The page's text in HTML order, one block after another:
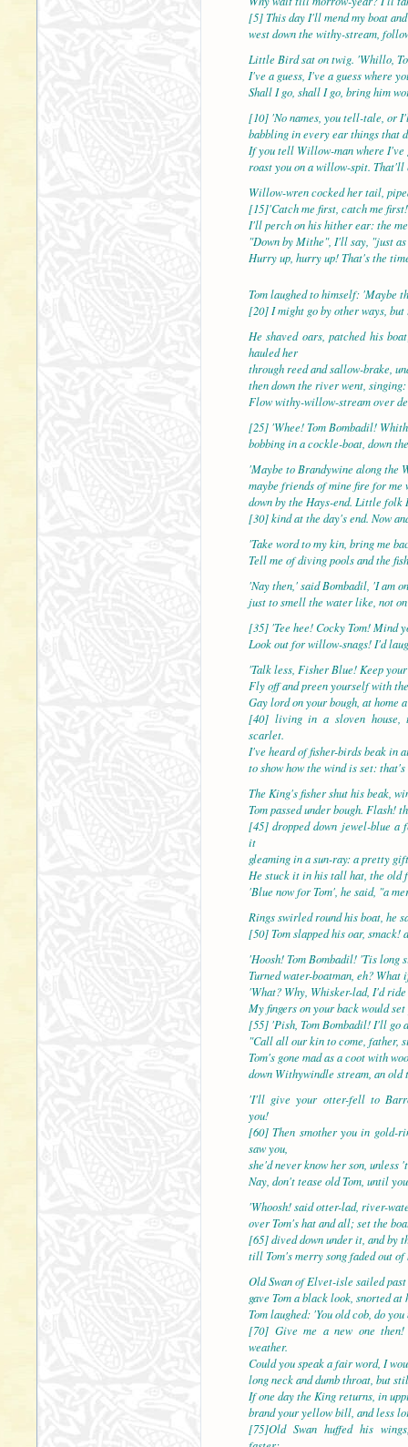
[5] This day I'll mend my boat
west down the withy-stream,
Little Bird sat on twig. 'Whillo,
I've a guess, I've a guess where
Shall I go, shall I go, bring him
[10] 'No names, you tell-tale, or
babbling in every ear things that
If you tell Willow-man where I've
roast you on a willow-spit.
Willow-wren cocked her tail,
[15]'Catch me first, catch me
I'll perch on his hither ear: the
"Down by Mithe", I'll say, "just
Hurry up, hurry up! That's the
Tom laughed to himself: 'Maybe
[20] I might go by other ways,
He shaved oars, patched his
hauled her
through reed and sallow-brake,
then down the river went,
Flow withy-willow-stream over
[25] 'Whee! Tom Bombadil!
bobbing in a cockle-boat, down
'Maybe to Brandywine along the
maybe friends of mine fire for
down by the Hays-end. Little folk
[30] kind at the day's end. Now
'Take word to my kin, bring me
Tell me of diving pools and the
'Nay then,' said Bombadil, 'I am
just to smell the water like, not
[35] 'Tee hee! Cocky Tom! Mind
Look out for willow-snags! I'd
'Talk less, Fisher Blue! Keep
Fly off and preen yourself with
Gay lord on your bough, at home
[40] living in a sloven house,
scarlet.
I've heard of fisher-birds beak in
to show how the wind is set:
The King's fisher shut his beak,
Tom passed under bough. Flash!
[45] dropped down jewel-blue a
it
gleaming in a sun-ray: a pretty
He stuck it in his tall hat, the old
'Blue now for Tom', he said, "a
Rings swirled round his boat, he
[50] Tom slapped his oar, smack!
'Hoosh! Tom Bombadil! 'Tis long
Turned water-boatman, eh? What
'What? Why, Whisker-lad, I'd
My fingers on your back would
[55] 'Pish, Tom Bombadil! I'll go
"Call all our kin to come, father,
Tom's gone mad as a coot with
down Withywindle stream, an
'I'll give your otter-fell to
you!
[60] Then smother you in gold-
saw you,
she'd never know her son, unless
Nay, don't tease old Tom, until
'Whoosh! said otter-lad, river-
over Tom's hat and all; set the
[65] dived down under it, and by
till Tom's merry song faded out of
Old Swan of Elvet-isle sailed
gave Tom a black look, snorted
Tom laughed: 'You old cob, do
[70] Give me a new one
weather.
Could you speak a fair word, I
long neck and dumb throat, but
If one day the King returns, in
brand your yellow bill, and less
[75]Old Swan huffed his